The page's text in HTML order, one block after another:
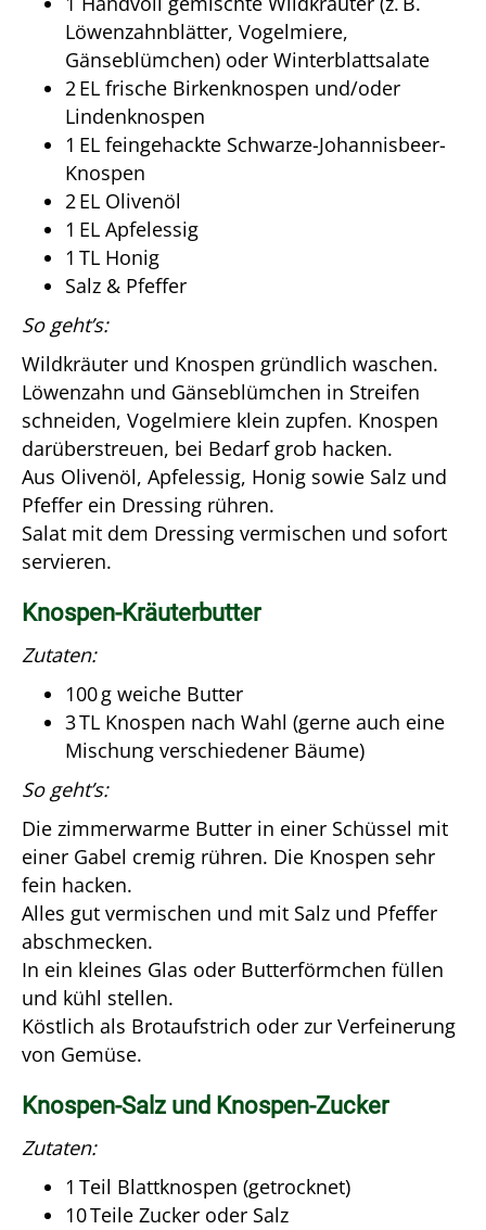
Löwenzahnblätter, Vogelmiere,
Gänseblümchen) oder Winterblattsalate
2 EL frische Birkenknospen und/oder
Lindenknospen
1 EL feingehackte Schwarze-Johannisbeer-
Knospen
2 EL Olivenöl
1 EL Apfelessig
1 TL Honig
Salz & Pfeffer
So geht’s:
Wildkräuter und Knospen gründlich waschen.
Löwenzahn und Gänseblümchen in Streifen
schneiden, Vogelmiere klein zupfen. Knospen
darüberstreuen, bei Bedarf grob hacken.
Aus Olivenöl, Apfelessig, Honig sowie Salz und
Pfeffer ein Dressing rühren.
Salat mit dem Dressing vermischen und sofort
servieren.
Knospen-Kräuterbutter
Zutaten:
100 g weiche Butter
3 TL Knospen nach Wahl (gerne auch eine
Mischung verschiedener Bäume)
So geht’s:
Die zimmerwarme Butter in einer Schüssel mit
einer Gabel cremig rühren. Die Knospen sehr
fein hacken.
Alles gut vermischen und mit Salz und Pfeffer
abschmecken.
In ein kleines Glas oder Butterförmchen füllen
und kühl stellen.
Köstlich als Brotaufstrich oder zur Verfeinerung
von Gemüse.
Knospen-Salz und Knospen-Zucker
Zutaten:
1 Teil Blattknospen (getrocknet)
10 Teile Zucker oder Salz